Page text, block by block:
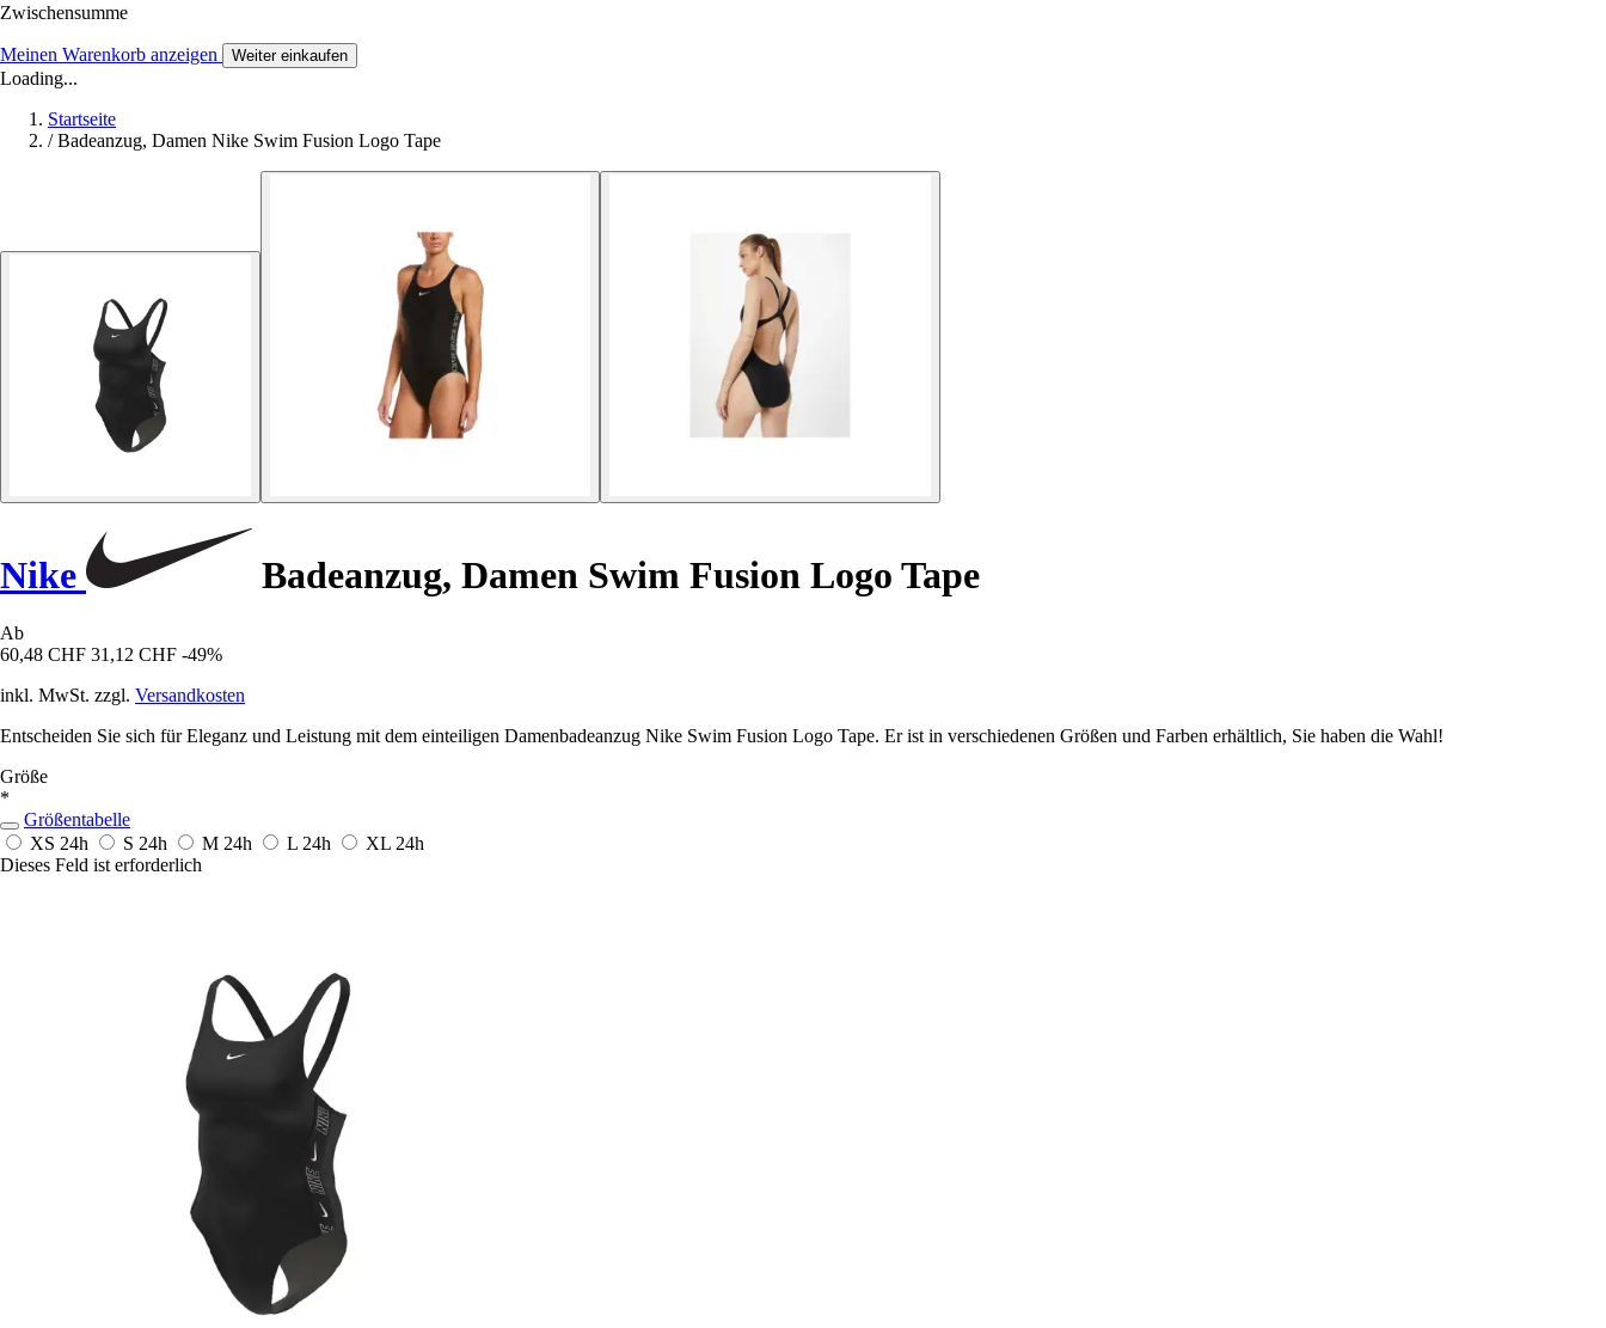
Zwischensumme
Meinen Warenkorb anzeigen Weiter einkaufen
Loading...
Startseite
/ Badeanzug, Damen Nike Swim Fusion Logo Tape
Nike Badeanzug, Damen Swim Fusion Logo Tape
Ab
60,48 CHF 31,12 CHF -49%
inkl. MwSt. zzgl. Versandkosten
Entscheiden Sie sich für Eleganz und Leistung mit dem einteiligen Damenbadeanzug Nike Swim Fusion Logo Tape. Er ist in verschiedenen Größen und Farben erhältlich, Sie haben die Wahl!
Größe
*
Größentabelle
XS 24h S 24h M 24h L 24h XL 24h
Dieses Feld ist erforderlich